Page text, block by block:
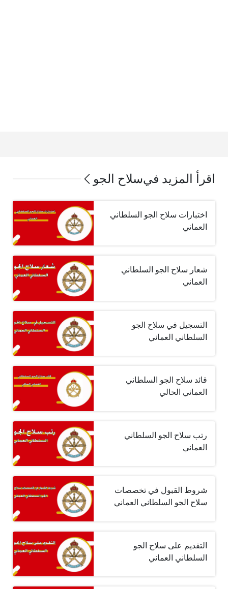
اقرأ المزيد فيسلاح الجو
اختبارات سلاح الجو السلطاني
العماني
شعار سلاح الجو السلطاني
العماني
التسجيل في سلاح الجو
السلطاني العماني
قائد سلاح الجو السلطاني
العماني الحالي
رتب سلاح الجو السلطاني
العماني
شروط القبول في تخصصات
سلاح الجو السلطاني العماني
التقديم على سلاح الجو
السلطاني العماني